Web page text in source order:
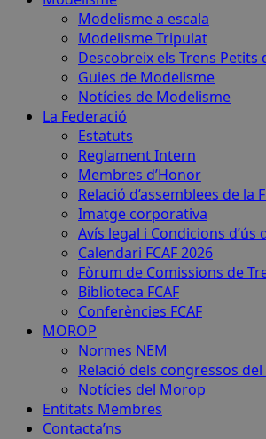
Modelisme a escala
Modelisme Tripulat
Descobreix els Trens Petits
Guies de Modelisme
Notícies de Modelisme
La Federació
Estatuts
Reglament Intern
Membres d’Honor
Relació d’assemblees de la
Imatge corporativa
Avís legal i Condicions d’ús
Calendari FCAF 2026
Fòrum de Comissions de
Biblioteca FCAF
Conferències FCAF
MOROP
Normes NEM
Relació dels congressos del
Notícies del Morop
Entitats Membres
Contacta’ns